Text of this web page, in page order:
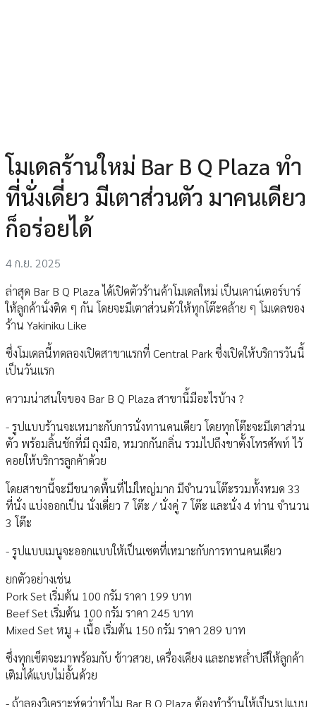
โมเดลร้านใหม่ Bar B Q Plaza ทำ
ที่นั่งเดี่ยว มีเตาส่วนตัว มาคนเดียว
ก็อร่อยได้
4 ก.ย. 2025
ล่าสุด Bar B Q Plaza ได้เปิดตัวร้านค้าโมเดลใหม่ เป็นเคาน์เตอร์บาร์
ให้ลูกค้านั่งติด ๆ กัน โดยจะมีเตาส่วนตัวให้ทุกโต๊ะคล้าย ๆ โมเดลของ
ร้าน Yakiniku Like
ซึ่งโมเดลนี้ทดลองเปิดสาขาแรกที่ Central Park ซึ่งเปิดให้บริการวันนี้
เป็นวันแรก
ความน่าสนใจของ Bar B Q Plaza สาขานี้มีอะไรบ้าง ?
- รูปแบบร้านจะเหมาะกับการนั่งทานคนเดียว โดยทุกโต๊ะจะมีเตาส่วน
ตัว พร้อมลิ้นชักที่มี ถุงมือ, หมวกกันกลิ่น รวมไปถึงขาตั้งโทรศัพท์ ไว้
คอยให้บริการลูกค้าด้วย
โดยสาขานี้จะมีขนาดพื้นที่ไม่ใหญ่มาก มีจำนวนโต๊ะรวมทั้งหมด 33
ที่นั่ง แบ่งออกเป็น นั่งเดี่ยว 7 โต๊ะ / นั่งคู่ 7 โต๊ะ และนั่ง 4 ท่าน จำนวน
3 โต๊ะ
- รูปแบบเมนูจะออกแบบให้เป็นเซตที่เหมาะกับการทานคนเดียว
ยกตัวอย่างเช่น
Pork Set เริ่มต้น 100 กรัม ราคา 199 บาท
Beef Set เริ่มต้น 100 กรัม ราคา 245 บาท
Mixed Set หมู + เนื้อ เริ่มต้น 150 กรัม ราคา 289 บาท
ซึ่งทุกเซ็ตจะมาพร้อมกับ ข้าวสวย, เครื่องเคียง และกะหล่ำปลีให้ลูกค้า
เติมได้แบบไม่อั้นด้วย
- ถ้าลองวิเคราะห์ดูว่าทำไม Bar B Q Plaza ต้องทำร้านให้เป็นรูปแบบ